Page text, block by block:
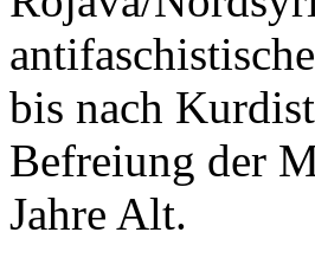
bis nach
Befreiung der
Jahre Alt.